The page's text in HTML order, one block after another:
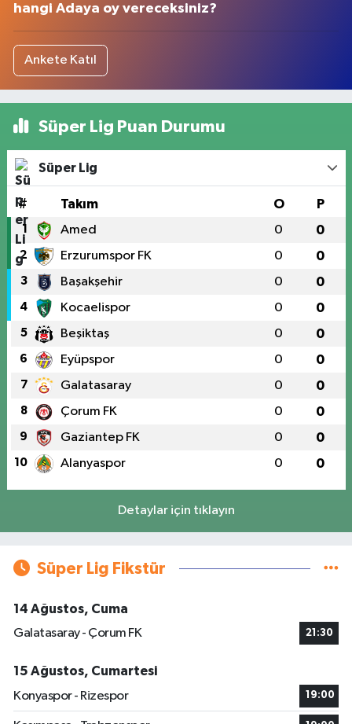
hangi Adaya oy vereceksiniz?
Ankete Katıl
Süper Lig Puan Durumu
Süper Lig
# Takım O P
1 Amed 0 0
2 Erzurumspor FK 0 0
3 Başakşehir 0 0
4 Kocaelispor 0 0
5 Beşiktaş 0 0
6 Eyüpspor 0 0
7 Galatasaray 0 0
8 Çorum FK 0 0
9 Gaziantep FK 0 0
10 Alanyaspor 0 0
Detaylar için tıklayın
Süper Lig Fikstür
14 Ağustos, Cuma
Galatasaray - Çorum FK
21:30
15 Ağustos, Cumartesi
Konyaspor - Rizespor
19:00